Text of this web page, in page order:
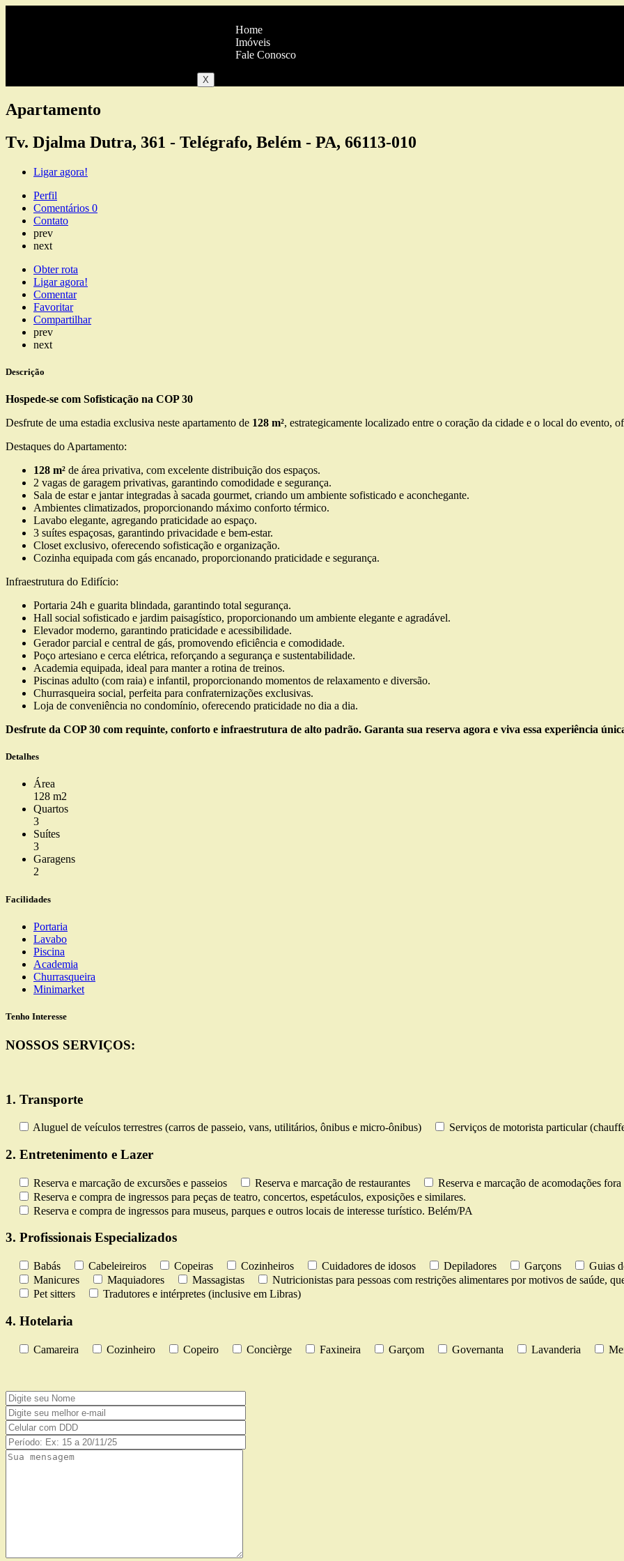
Home
Imóveis
Fale Conosco
X
Apartamento
Tv. Djalma Dutra, 361 - Telégrafo, Belém - PA, 66113-010
Ligar agora!
Perfil
Comentários 0
Contato
prev
next
Obter rota
Ligar agora!
Comentar
Favoritar
Compartilhar
prev
next
Descrição
Hospede-se com Sofisticação na COP 30
Desfrute de uma estadia exclusiva neste apartamento de 128 m², estrategicamente localizado entre o coração da cidade e o local do evento,
Destaques do Apartamento:
128 m² de área privativa, com excelente distribuição dos espaços.
2 vagas de garagem privativas, garantindo comodidade e segurança.
Sala de estar e jantar integradas à sacada gourmet, criando um ambiente sofisticado e aconchegante.
Ambientes climatizados, proporcionando máximo conforto térmico.
Lavabo elegante, agregando praticidade ao espaço.
3 suítes espaçosas, garantindo privacidade e bem-estar.
Closet exclusivo, oferecendo sofisticação e organização.
Cozinha equipada com gás encanado, proporcionando praticidade e segurança.
Infraestrutura do Edifício:
Portaria 24h e guarita blindada, garantindo total segurança.
Hall social sofisticado e jardim paisagístico, proporcionando um ambiente elegante e agradável.
Elevador moderno, garantindo praticidade e acessibilidade.
Gerador parcial e central de gás, promovendo eficiência e comodidade.
Poço artesiano e cerca elétrica, reforçando a segurança e sustentabilidade.
Academia equipada, ideal para manter a rotina de treinos.
Piscinas adulto (com raia) e infantil, proporcionando momentos de relaxamento e diversão.
Churrasqueira social, perfeita para confraternizações exclusivas.
Loja de conveniência no condomínio, oferecendo praticidade no dia a dia.
Desfrute da COP 30 com requinte, conforto e infraestrutura de alto padrão. Garanta sua reserva agora e viva essa experiência
Detalhes
Área
128 m2
Quartos
3
Suítes
3
Garagens
2
Facilidades
Portaria
Lavabo
Piscina
Academia
Churrasqueira
Minimarket
Tenho Interesse
NOSSOS SERVIÇOS:
1. Transporte
Aluguel de veículos terrestres (carros de passeio, vans, utilitários, ônibus e micro-ônibus) Serviços de motorista particular
2. Entretenimento e Lazer
Reserva e marcação de excursões e passeios Reserva e marcação de restaurantes
Reserva e marcação de acomodações
Reserva e compra de ingressos para peças de teatro, concertos, espetáculos, exposições e similares.
Reserva e compra de ingressos para museus, parques e outros locais de interesse turístico. Belém/PA
3. Profissionais Especializados
Babás Cabeleireiros Copeiras Cozinheiros Cuidadores de idosos Depiladores Garçons
Guias
Manicures
Maquiadores Massagistas
Nutricionistas para pessoas com restrições alimentares por motivos de saúde,
Pet sitters
Tradutores e intérpretes (inclusive em Libras)
4. Hotelaria
Camareira Cozinheiro Copeiro Concièrge Faxineira Garçom Governanta Lavanderia